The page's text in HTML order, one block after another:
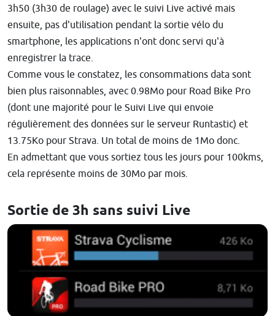
3h50 (3h30 de roulage) avec le suivi Live activé mais
ensuite, pas d'utilisation pendant la sortie vélo du
smartphone, les applications n'ont donc servi qu'à
enregistrer la trace.
Comme vous le constatez, les consommations data sont
bien plus raisonnables, avec 0.98Mo pour Road Bike Pro
(dont une majorité pour le Suivi Live qui envoie
régulièrement des données sur le serveur Runtastic) et
13.75Ko pour Strava. Un total de moins de 1Mo donc.
En admettant que vous sortiez tous les jours pour 100kms,
cela représente moins de 30Mo par mois.
Sortie de 3h sans suivi Live